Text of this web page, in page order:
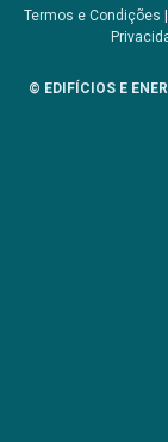
Termos e Condições
© EDIFÍCIOS E